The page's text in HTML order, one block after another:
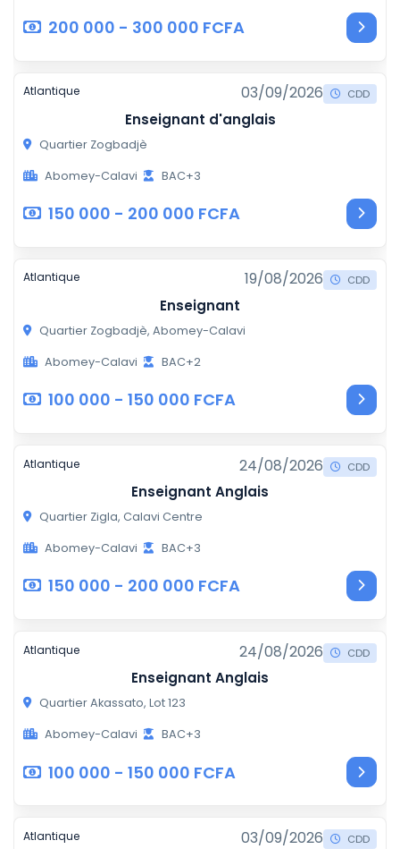
200 000 - 300 000 FCFA
Atlantique 03/09/2026 CDD
Enseignant d'anglais
Quartier Zogbadjè
Abomey-Calavi BAC+3
150 000 - 200 000 FCFA
Atlantique 19/08/2026 CDD
Enseignant
Quartier Zogbadjè, Abomey-Calavi
Abomey-Calavi BAC+2
100 000 - 150 000 FCFA
Atlantique 24/08/2026 CDD
Enseignant Anglais
Quartier Zigla, Calavi Centre
Abomey-Calavi BAC+3
150 000 - 200 000 FCFA
Atlantique 24/08/2026 CDD
Enseignant Anglais
Quartier Akassato, Lot 123
Abomey-Calavi BAC+3
100 000 - 150 000 FCFA
Atlantique 03/09/2026 CDD